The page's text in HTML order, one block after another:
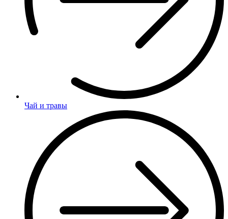
Чай и травы